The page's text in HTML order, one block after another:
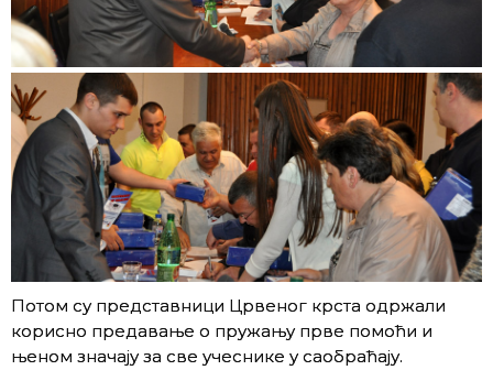
Потом су представници Црвеног крста одржали
корисно предавање о пружању прве помоћи и
њеном значају за све учеснике у саобраћају.